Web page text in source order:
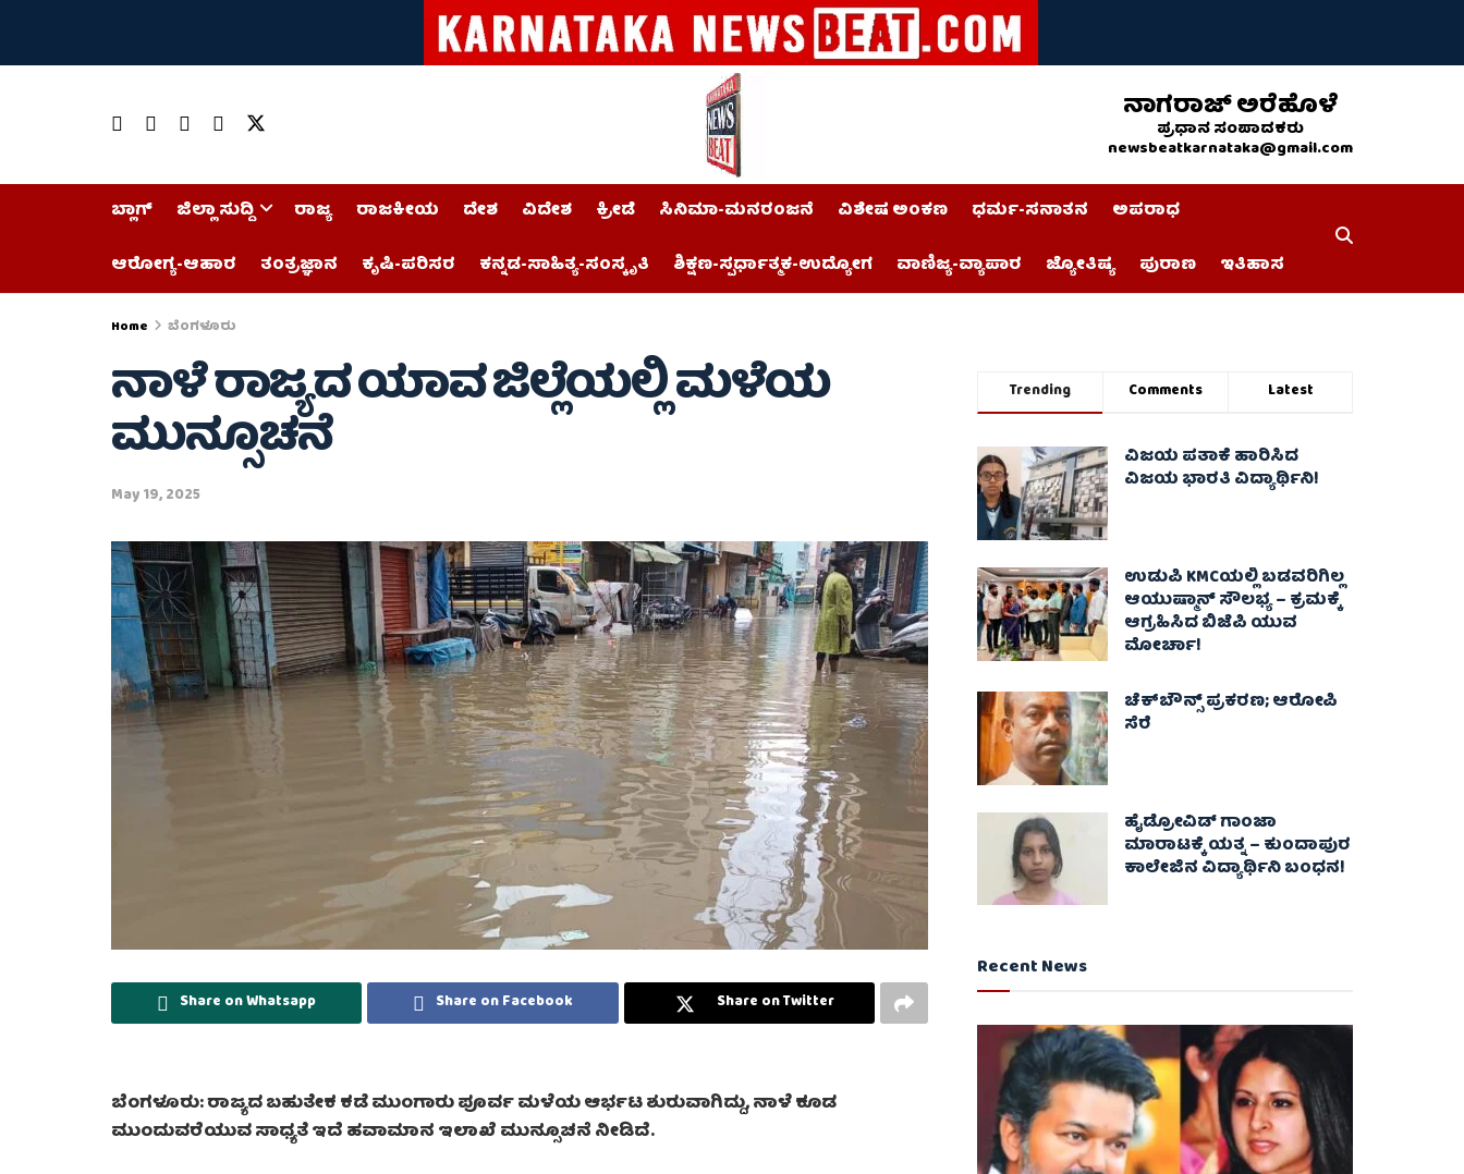
ನಾಗರಾಜ್ ಅರೆಹೊಳೆ
ಪ್ರಧಾನ ಸಂಪಾದಕರು
newsbeatkarnataka@gmail.com
ಬ್ಲಾಗ್ ಜಿಲ್ಲಾ ಸುದ್ದಿ ರಾಜ್ಯ ರಾಜಕೀಯ ದೇಶ ವಿದೇಶ ಕ್ರೀಡೆ ಸಿನಿಮಾ-ಮನರಂಜನೆ ವಿಶೇಷ ಅಂಕಣ ಧರ್ಮ-ಸನಾತನ
ಅಪರಾಧ
ಆರೋಗ್ಯ-ಆಹಾರ
ತಂತ್ರಜ್ಞಾನ ಕೃಷಿ-ಪರಿಸರ ಕನ್ನಡ-ಸಾಹಿತ್ಯ-ಸಂಸ್ಕೃತಿ ಶಿಕ್ಷಣ-ಸ್ಪರ್ಧಾತ್ಮಕ-ಉದ್ಯೋಗ ವಾಣಿಜ್ಯ-ವ್ಯಾಪಾರ ಜ್ಯೋತಿಷ್ಯ ಪುರಾಣ ಇತಿಹಾಸ
Home ಬೆಂಗಳೂರು
ನಾಳೆ ರಾಜ್ಯದ ಯಾವ ಜಿಲ್ಲೆಯಲ್ಲಿ ಮಳೆಯ
ಮುನ್ಸೂಚನೆ
May 19, 2025
Share on Whatsapp Share on Facebook Share on Twitter
ಬೆಂಗಳೂರು: ರಾಜ್ಯದ ಬಹುತೇಕ ಕಡೆ ಮುಂಗಾರು ಪೂರ್ವ ಮಳೆಯ ಆರ್ಭಟ ಶುರುವಾಗಿದ್ದು, ನಾಳೆ ಕೂಡ
ಮುಂದುವರೆಯುವ ಸಾಧ್ಯತೆ ಇದೆ ಹವಾಮಾನ ಇಲಾಖೆ ಮುನ್ಸೂಚನೆ ನೀಡಿದೆ.
Trending Comments Latest
ವಿಜಯ ಪತಾಕೆ ಹಾರಿಸಿದ
ವಿಜಯ ಭಾರತಿ ವಿದ್ಯಾರ್ಥಿನಿ!
ಉಡುಪಿ KMCಯಲ್ಲಿ ಬಡವರಿಗಿಲ್ಲ
ಆಯುಷ್ಮಾನ್ ಸೌಲಭ್ಯ – ಕ್ರಮಕ್ಕೆ
ಆಗ್ರಹಿಸಿದ ಬಿಜೆಪಿ ಯುವ
ಮೋರ್ಚಾ!
ಚೆಕ್​ಬೌನ್ಸ್​ ಪ್ರಕರಣ; ಆರೋಪಿ
ಸೆರೆ
ಹೈಡ್ರೋವಿಡ್ ಗಾಂಜಾ
ಮಾರಾಟಕ್ಕೆ ಯತ್ನ – ಕುಂದಾಪುರ
ಕಾಲೇಜಿನ ವಿದ್ಯಾರ್ಥಿನಿ ಬಂಧನ!
Recent News